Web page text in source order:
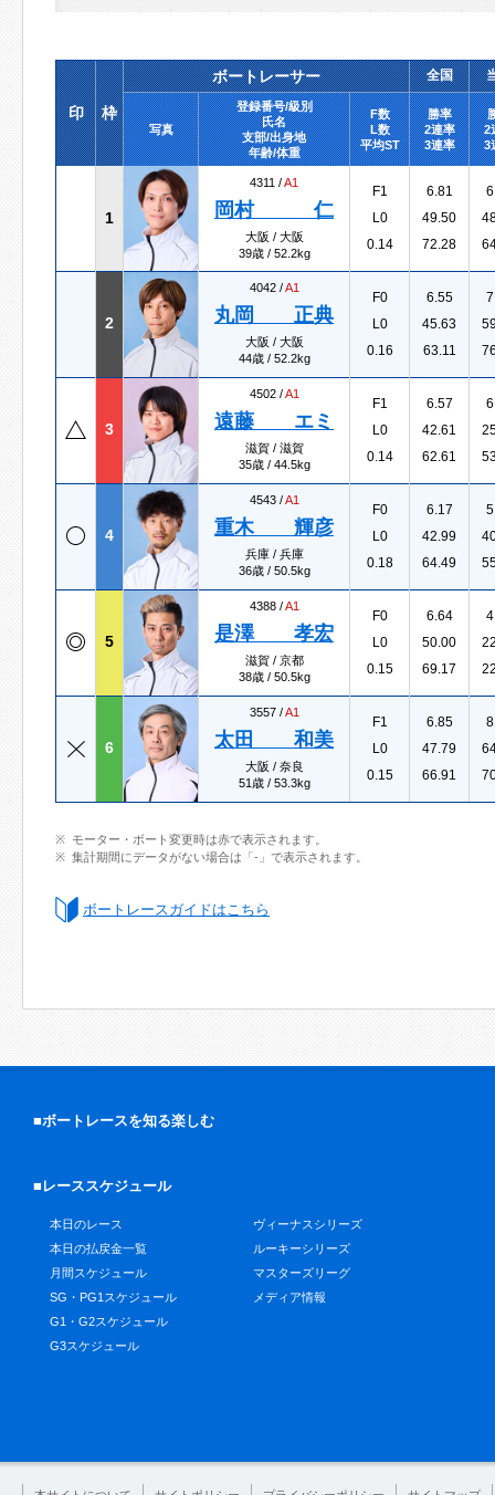
印 枠
ボートレーサー 全国
写真
登録番号/級別
氏名
支部/出身地
年齢/体重
F数
L数
平均ST
勝率
2連率
3連率
2
3
1
4311 /A1
岡村 仁
大阪 / 大阪
39歳 / 52.2kg
F1
L0
0.14
6.81
49.50
72.28
2
4042 /A1
丸岡 正典
大阪 / 大阪
44歳 / 52.2kg
F0
L0
0.16
6.55
45.63
63.11
3
4502 /A1
遠藤 エミ
滋賀 / 滋賀
35歳 / 44.5kg
F1
L0
0.14
6.57
42.61
62.61
4
4543 /A1
重木 輝彦
兵庫 / 兵庫
36歳 / 50.5kg
F0
L0
0.18
6.17
42.99
64.49
5
4388 /A1
是澤 孝宏
滋賀 / 京都
38歳 / 50.5kg
F0
L0
0.15
6.64
50.00
69.17
6
3557 /A1
太田 和美
大阪 / 奈良
51歳 / 53.3kg
F1
L0
0.15
6.85
47.79
66.91
モーター・ボート変更時は赤で表示されます。
集計期間にデータがない場合は「-」で表示されます。
ボートレースガイドはこちら
■ボートレースを知る楽しむ
■レーススケジュール
本日のレース
本日の払戻金一覧
月間スケジュール
SG・PG1スケジュール
G1・G2スケジュール
G3スケジュール
ヴィーナスシリーズ
ルーキーシリーズ
マスターズリーグ
メディア情報